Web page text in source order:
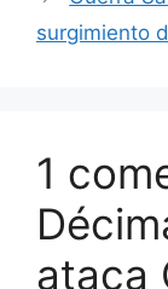
surgimiento
1
ataca